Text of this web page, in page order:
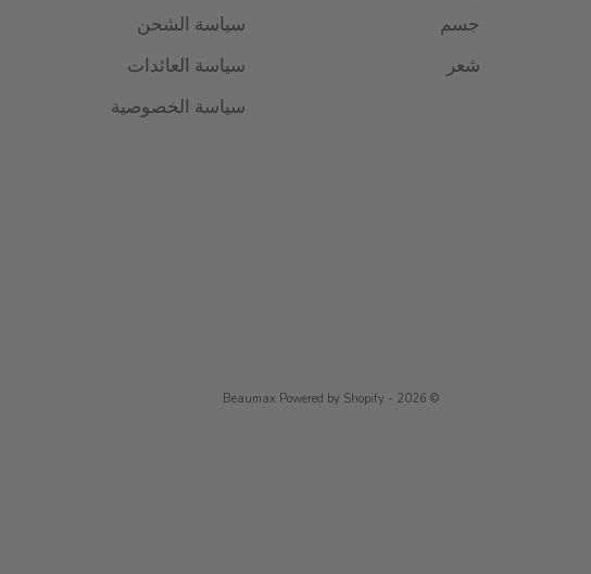
جسم
شعر
سياسة الشحن
سياسة العائدات
سياسة الخصوصية
© 2026 - Beaumax
Powered by Shopify